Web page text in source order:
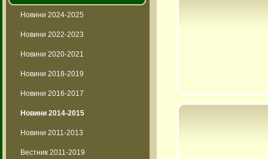
Новини 2024-2025
Новини 2022-2023
Новини 2020-2021
Новини 2018-2019
Новини 2016-2017
Новини 2014-2015
Новини 2011-2013
Вестник 2011-2019